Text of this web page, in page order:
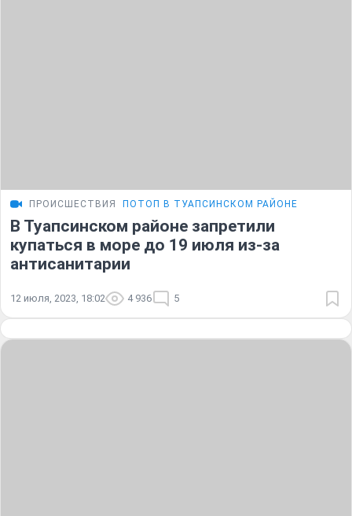
ПРОИСШЕСТВИЯ ПОТОП В ТУАПСИНСКОМ РАЙОНЕ
В Туапсинском районе запретили
купаться в море до 19 июля из-за
антисанитарии
12 июля, 2023, 18:02 4 936 5